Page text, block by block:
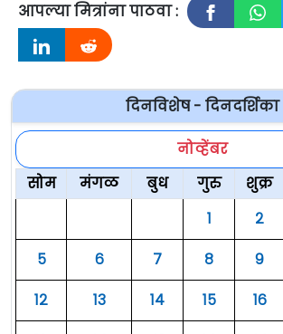
आपल्या मित्रांना पाठवा :
दिनविशेष - दिनदर्शिका
नोव्हेंबर
सोम
मंगळ बुध गुरु शुक्र
१
२
५
६ ७ ८ ९
१२
१३ १४ १५ १६